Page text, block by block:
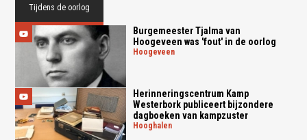
Tijdens de oorlog
Burgemeester Tjalma van
Hoogeveen was 'fout' in de oorlog
hoogeveen
Herinneringscentrum Kamp
Westerbork publiceert bijzondere
dagboeken van kampzuster
hooghalen